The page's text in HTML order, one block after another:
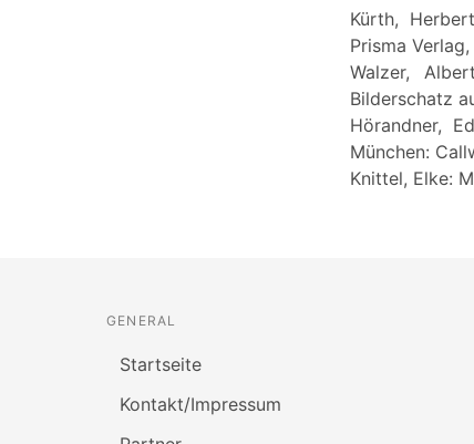
Kürth,
Prisma Verlag,
Walzer,
Bilderschatz
Hörandner,
München:
Knittel, Elke:
GENERAL
Startseite
Kontakt/Impressum